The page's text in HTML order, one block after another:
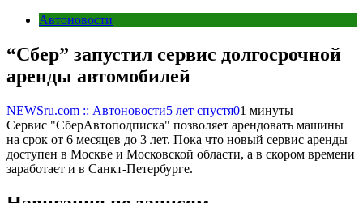
Автоновости
“Сбер” запустил сервис долгосрочной
аренды автомобилей
NEWSru.com :: Автоновости5 лет спустя01 минуты
Сервис "СберАвтоподписка" позволяет арендовать машины
на срок от 6 месяцев до 3 лет. Пока что новый сервис аренды
доступен в Москве и Московской области, а в скором времени
заработает и в Санкт-Петербурге.